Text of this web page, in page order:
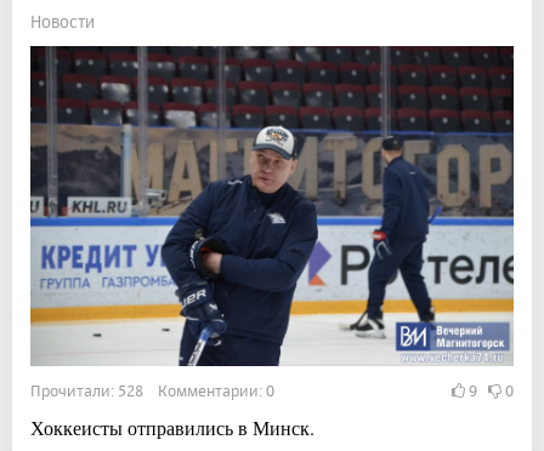
Новости
Прочитали: 528 Комментарии: 0 9 0
Хоккеисты отправились в Минск.